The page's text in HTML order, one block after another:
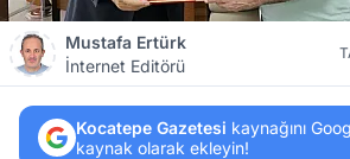
Mustafa Ertürk
İnternet Editörü
Kocatepe Gazetesi kaynağını
kaynak olarak ekleyin!